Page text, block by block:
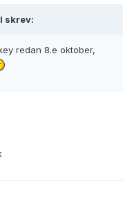
skrev:
redan 8.e oktober,